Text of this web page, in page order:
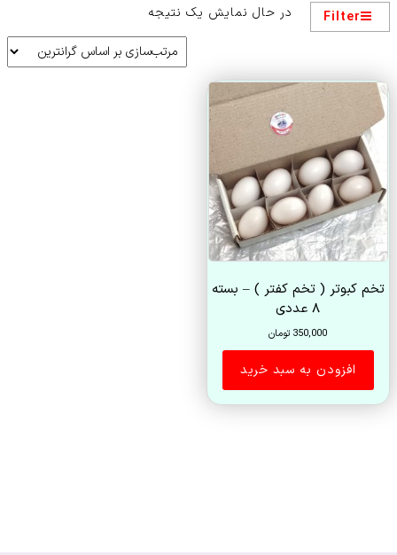
Filter در حال نمایش یک نتیجه
تخم کبوتر ( تخم کفتر ) – بسته
۸ عددی
350,000 تومان
افزودن به سبد خرید